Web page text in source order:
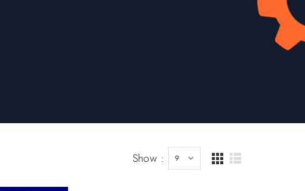
Show :